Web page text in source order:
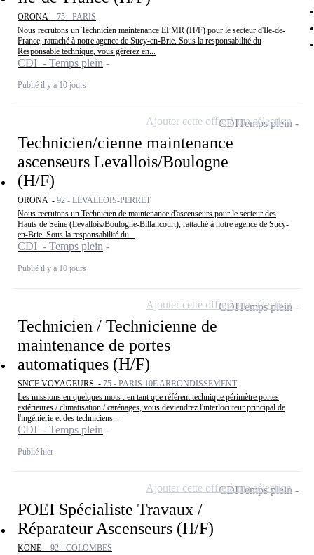
ORONA - 75 - PARIS
Nous recrutons un Technicien maintenance EPMR (H/F) pour le secteur d'Ile-de-
France, rattaché à notre agence de Sucy-en-Brie. Sous la responsabilité du
Responsable technique, vous gérerez en...
CDI - Temps plein
Publié il y a 10 jours
Technicien/cienne maintenance
ascenseurs Levallois/Boulogne
(H/F)
ORONA - 92 - LEVALLOIS-PERRET
Nous recrutons un Technicien de maintenance d'ascenseurs pour le secteur des
Hauts de Seine (Levallois/Boulogne-Billancourt), rattaché à notre agence de Sucy-
en-Brie. Sous la responsabilité du...
CDI - Temps plein
Publié il y a 10 jours
CDITemps plein
Ajouter cette offre à ma sélection
Technicien / Technicienne de
maintenance de portes
automatiques (H/F)
SNCF VOYAGEURS - 75 - PARIS 10E ARRONDISSEMENT
Les missions en quelques mots : en tant que référent technique périmètre portes
extérieures / climatisation / carénages, vous deviendrez l'interlocuteur principal de
l'ingénierie et des techniciens...
CDI - Temps plein
Publié hier
CDITemps plein
Ajouter cette offre à ma sélection
POEI Spécialiste Travaux /
Réparateur Ascenseurs (H/F)
KONE - 92 - COLOMBES
CDITemps plein
Ajouter cette offre à ma sélection